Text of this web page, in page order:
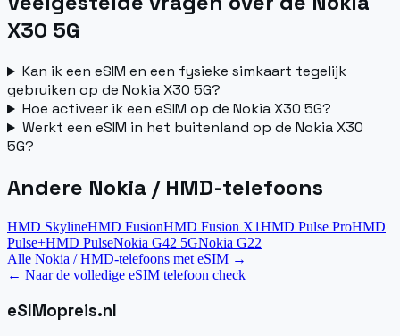
X30 5G
Kan ik een eSIM en een fysieke simkaart tegelijk
gebruiken op de Nokia X30 5G?
Hoe activeer ik een eSIM op de Nokia X30 5G?
Werkt een eSIM in het buitenland op de Nokia X30
5G?
Andere Nokia / HMD-telefoons
HMD SkylineHMD FusionHMD Fusion X1HMD Pulse ProHMD
Pulse+HMD PulseNokia G42 5GNokia G22
Alle Nokia / HMD-telefoons met eSIM →
← Naar de volledige eSIM telefoon check
eSIMopreis.nl